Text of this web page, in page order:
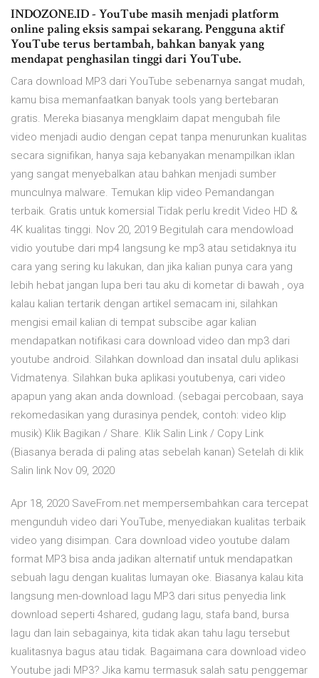
INDOZONE.ID - YouTube masih menjadi platform
online paling eksis sampai sekarang. Pengguna aktif
YouTube terus bertambah, bahkan banyak yang
mendapat penghasilan tinggi dari YouTube.
Cara download MP3 dari YouTube sebenarnya sangat mudah,
kamu bisa memanfaatkan banyak tools yang bertebaran
gratis. Mereka biasanya mengklaim dapat mengubah file
video menjadi audio dengan cepat tanpa menurunkan kualitas
secara signifikan, hanya saja kebanyakan menampilkan iklan
yang sangat menyebalkan atau bahkan menjadi sumber
munculnya malware. Temukan klip video Pemandangan
terbaik. Gratis untuk komersial Tidak perlu kredit Video HD &
4K kualitas tinggi. Nov 20, 2019 Begitulah cara mendowload
vidio youtube dari mp4 langsung ke mp3 atau setidaknya itu
cara yang sering ku lakukan, dan jika kalian punya cara yang
lebih hebat jangan lupa beri tau aku di kometar di bawah , oya
kalau kalian tertarik dengan artikel semacam ini, silahkan
mengisi email kalian di tempat subscibe agar kalian
mendapatkan notifikasi cara download video dan mp3 dari
youtube android. Silahkan download dan insatal dulu aplikasi
Vidmatenya. Silahkan buka aplikasi youtubenya, cari video
apapun yang akan anda download. (sebagai percobaan, saya
rekomedasikan yang durasinya pendek, contoh: video klip
musik) Klik Bagikan / Share. Klik Salin Link / Copy Link
(Biasanya berada di paling atas sebelah kanan) Setelah di klik
Salin link Nov 09, 2020
Apr 18, 2020 SaveFrom.net mempersembahkan cara tercepat
mengunduh video dari YouTube, menyediakan kualitas terbaik
video yang disimpan. Cara download video youtube dalam
format MP3 bisa anda jadikan alternatif untuk mendapatkan
sebuah lagu dengan kualitas lumayan oke. Biasanya kalau kita
langsung men-download lagu MP3 dari situs penyedia link
download seperti 4shared, gudang lagu, stafa band, bursa
lagu dan lain sebagainya, kita tidak akan tahu lagu tersebut
kualitasnya bagus atau tidak. Bagaimana cara download video
Youtube jadi MP3? Jika kamu termasuk salah satu penggemar